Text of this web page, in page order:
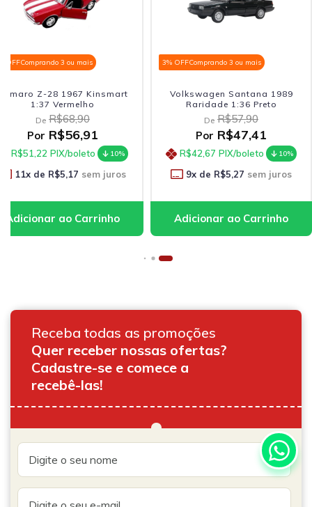
OFFComprando 3 ou mais
Z-28 1967 Kinsmart
1:37 Vermelho
De R$68,90
Por R$56,91
R$51,22 PIX/boleto 10%
11x de R$5,17 sem juros
3% OFFComprando 3 ou mais
Volkswagen Santana 1989
Raridade 1:36 Preto
De R$57,90
Por R$47,41
R$42,67 PIX/boleto 10%
9x de R$5,27 sem juros
Receba todas as promoções
Quer receber nossas ofertas?
Cadastre-se e comece a
recebê-las!